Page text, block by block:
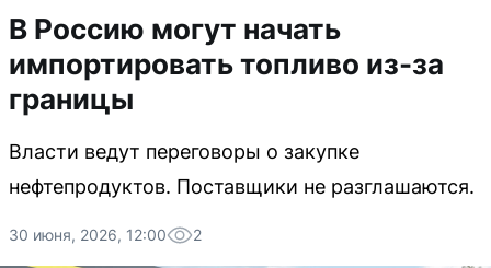
В Россию могут начать
импортировать топливо из-за
границы
Власти ведут переговоры о закупке
нефтепродуктов. Поставщики не разглашаются.
30 июня, 2026, 12:00 2